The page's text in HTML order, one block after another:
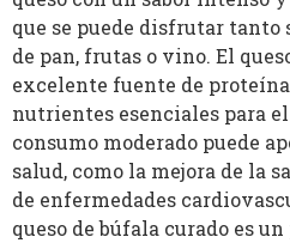
que se puede disfrutar tanto
de pan, frutas o vino. El
excelente fuente de
nutrientes esenciales para
consumo moderado puede
salud, como la mejora de la
de enfermedades
queso de búfala curado es